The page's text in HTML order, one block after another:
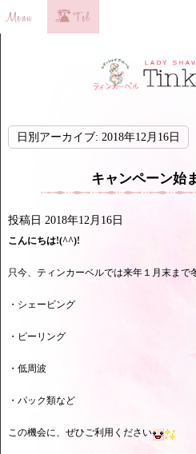
日別アーカイブ: 2018年12月16日
キャンペーン始
投稿日 2018年12月16日
こんにちは!(^^)!
只今、ティンカーベルでは来年１月末まで
・シェービング
・ピーリング
・低周波
・パック類など
この機会に、ぜひご利用ください